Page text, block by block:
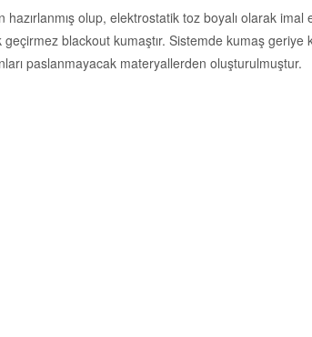
olup, elektrostatik toz boyalı olarak imal
geçirmez blackout kumaştır. Sistemde kumaş
paslanmayacak materyallerden oluşturulmuştur.